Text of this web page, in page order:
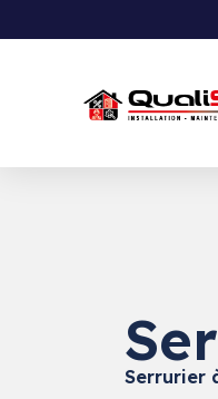
Serrurier